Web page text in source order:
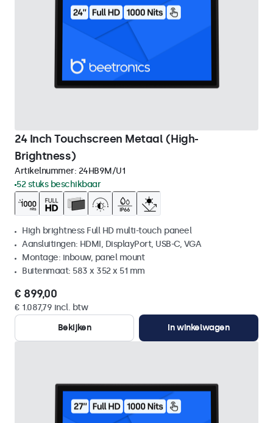
24 Inch Touchscreen Metaal (High-
Brightness)
Artikelnummer: 24HB9M/U1
52 stuks beschikbaar
High brightness Full HD multi-touch paneel
Aansluitingen: HDMI, DisplayPort, USB-C, VGA
Montage: inbouw, panel mount
Buitenmaat: 583 x 352 x 51 mm
€ 899,00
€ 1.087,79 incl. btw
Bekijken
In winkelwagen